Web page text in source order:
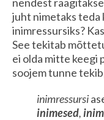
juht nimetaks teda
inimressursiks?
See tekitab
ei olda mitte keegi
soojem tunne
inimressursi
inimesed,